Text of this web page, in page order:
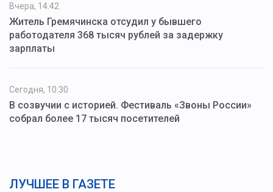
Вчера, 14:42
Житель Гремячинска отсудил у бывшего
работодателя 368 тысяч рублей за задержку
зарплаты
Сегодня, 10:30
В созвучии с историей. Фестиваль «Звоны России»
собрал более 17 тысяч посетителей
ЛУЧШЕЕ В ГАЗЕТЕ